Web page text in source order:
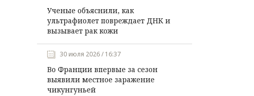
Ученые объяснили, как
ультрафиолет повреждает ДНК и
вызывает рак кожи
30 июля 2026 / 16:37
Во Франции впервые за сезон
выявили местное заражение
чикунгуньей